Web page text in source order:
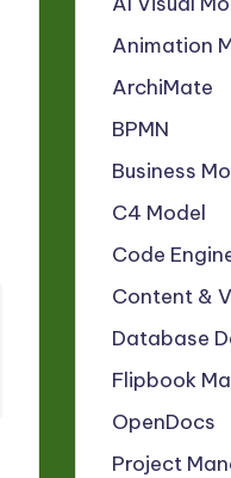
Animation
ArchiMate
BPMN
Business
C4 Model
Code
Content &
Database
Flipbook
OpenDocs
Project